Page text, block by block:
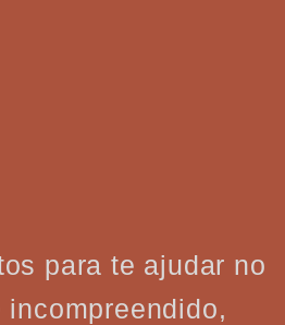
para te ajudar no
incompreendido,